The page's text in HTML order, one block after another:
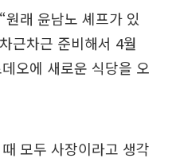
래 윤남노 셰프가 있
근차근 준비해서 4월
오에 새로운 식당을 오
모두 사장이라고 생각